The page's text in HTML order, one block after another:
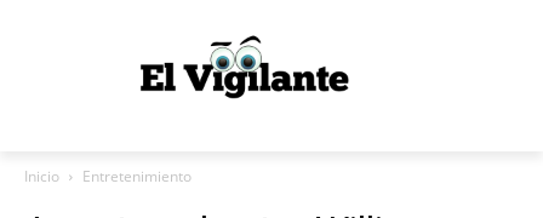
Inicio Entretenimiento